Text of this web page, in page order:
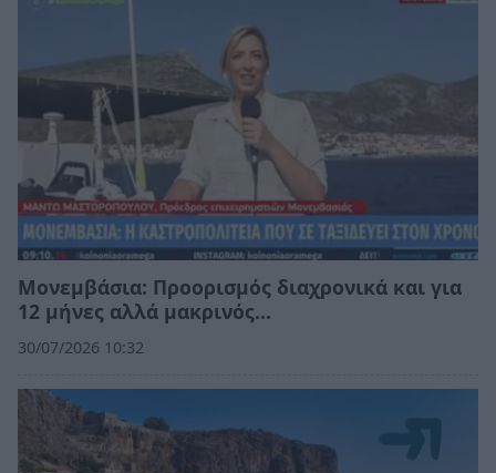
Μονεμβάσια: Προορισμός διαχρονικά και για
12 μήνες αλλά μακρινός…
30/07/2026 10:32